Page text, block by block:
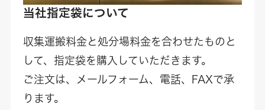
当社指定袋について
収集運搬料金と処分場料金を合わせたものと
して、指定袋を購入していただきます。
ご注文は、メールフォーム、電話、FAXで承
ります。